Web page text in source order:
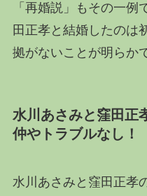
「再婚説」もその一
田正孝と結婚したのは
拠がないことが明らか
水川あさみと窪田正
仲やトラブルなし！
水川あさみと窪田正孝